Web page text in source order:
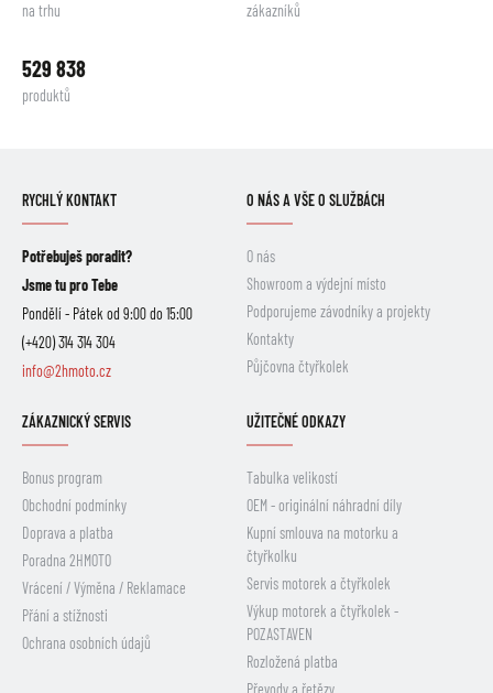
na trhu zákazníků
529 838
produktů
RYCHLÝ KONTAKT
Potřebuješ poradit?
Jsme tu pro Tebe
Pondělí - Pátek od 9:00 do 15:00
(+420) 314 314 304
info@2hmoto.cz
O NÁS A VŠE O SLUŽBÁCH
O nás
Showroom a výdejní místo
Podporujeme závodníky a projekty
Kontakty
Půjčovna čtyřkolek
ZÁKAZNICKÝ SERVIS
Bonus program
Obchodní podmínky
Doprava a platba
Poradna 2HMOTO
Vrácení / Výměna / Reklamace
Přání a stížnosti
Ochrana osobních údajů
UŽITEČNÉ ODKAZY
Tabulka velikostí
OEM - originální náhradní díly
Kupní smlouva na motorku a
čtyřkolku
Servis motorek a čtyřkolek
Výkup motorek a čtyřkolek -
POZASTAVEN
Rozložená platba